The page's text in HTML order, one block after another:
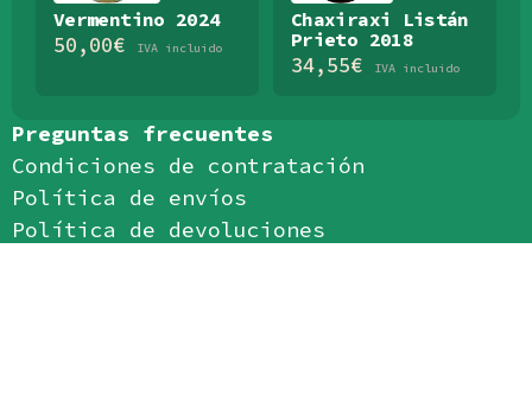
Preguntas frecuentes
Condiciones de contratación
Política de envíos
Política de devoluciones
Vermentino 2024
50,00€ IVA incluido
Chaxiraxi Listán
Prieto 2018
34,55€ IVA incluido